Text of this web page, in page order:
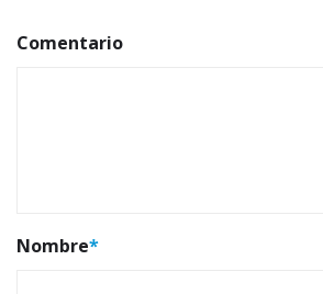
Comentario
Nombre*